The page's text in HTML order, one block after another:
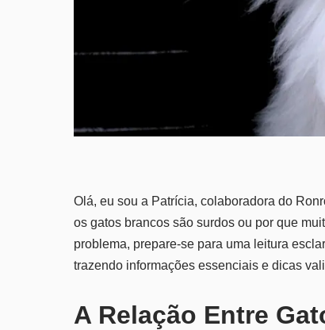
Olá, eu sou a Patrícia, colaboradora do
os gatos brancos são surdos ou por que
problema, prepare-se para uma leitura
trazendo informações essenciais e dicas
A Relação Entre